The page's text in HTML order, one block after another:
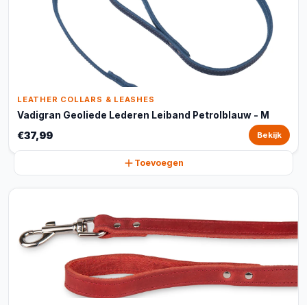
LEATHER COLLARS & LEASHES
Vadigran Geoliede Lederen Leiband Petrolblauw - M
€37,99 Bekijk
Toevoegen